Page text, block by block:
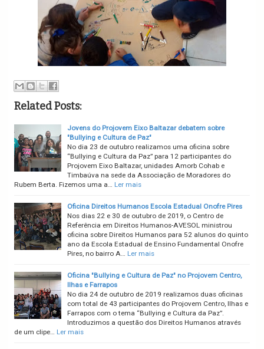
Related Posts:
Jovens do Projovem Eixo Baltazar debatem sobre
"Bullying e Cultura de Paz"
No dia 23 de outubro realizamos uma oficina sobre
“Bullying e Cultura da Paz” para 12 participantes do
Projovem Eixo Baltazar, unidades Amorb Cohab e
Timbaúva na sede da Associação de Moradores do
Rubem Berta. Fizemos uma a… Ler mais
Oficina Direitos Humanos Escola Estadual Onofre Pires
Nos dias 22 e 30 de outubro de 2019, o Centro de
Referência em Direitos Humanos-AVESOL ministrou
oficina sobre Direitos Humanos para 52 alunos do quinto
ano da Escola Estadual de Ensino Fundamental Onofre
Pires, no bairro A… Ler mais
Oficina "Bullying e Cultura de Paz" no Projovem Centro,
Ilhas e Farrapos
No dia 24 de outubro de 2019 realizamos duas oficinas
com total de 43 participantes do Projovem Centro, Ilhas e
Farrapos com o tema “Bullying e Cultura da Paz”.
Introduzimos a questão dos Direitos Humanos através
de um clipe… Ler mais